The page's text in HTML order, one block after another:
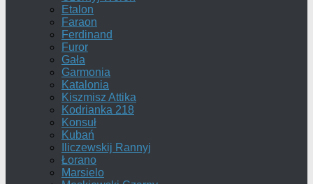
Etalon
Faraon
Ferdinand
Furor
Gała
Garmonia
Katalonia
Kiszmisz Attika
Kodrianka 218
Konsuł
Kubań
Iliczewskij Rannyj
Łorano
Marsielo